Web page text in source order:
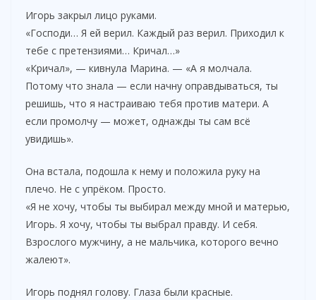
Игорь закрыл лицо руками.
«Господи… Я ей верил. Каждый раз верил. Приходил к
тебе с претензиями… Кричал…»
«Кричал», — кивнула Марина. — «А я молчала.
Потому что знала — если начну оправдываться, ты
решишь, что я настраиваю тебя против матери. А
если промолчу — может, однажды ты сам всё
увидишь».
Она встала, подошла к нему и положила руку на
плечо. Не с упрёком. Просто.
«Я не хочу, чтобы ты выбирал между мной и матерью,
Игорь. Я хочу, чтобы ты выбрал правду. И себя.
Взрослого мужчину, а не мальчика, которого вечно
жалеют».
Игорь поднял голову. Глаза были красные.